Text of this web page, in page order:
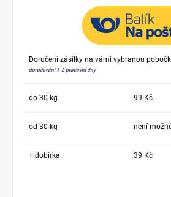
Doručení zásilky na vámi vybranou
doručování 1-2 pracovní dny
do 30 kg 99 Kč
od 30 kg není
+ dobírka 39 Kč